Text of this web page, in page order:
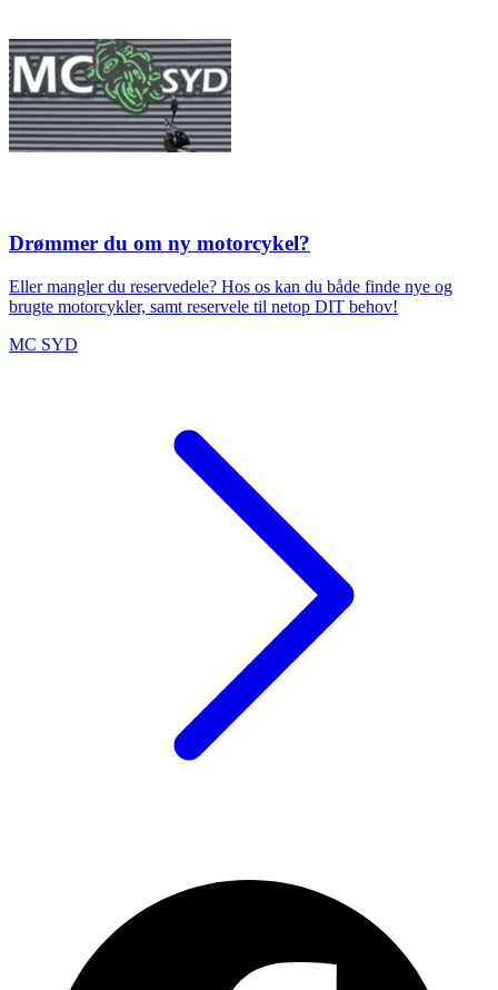
Drømmer du om ny motorcykel?
Eller mangler du reservedele? Hos os kan du både finde nye og
brugte motorcykler, samt reservele til netop DIT behov!
MC SYD